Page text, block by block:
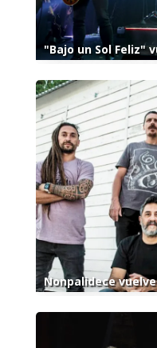
"Bajo un Sol Feliz"
Nonpalidece